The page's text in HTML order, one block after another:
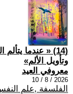
(14) « عندما
وتأويل الألم»
معروفي العيد
2026 / 8 / 10
الفلسفة ,علم